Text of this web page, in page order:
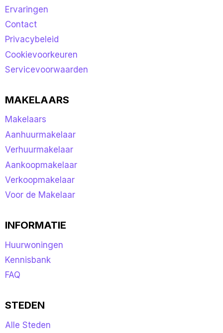
Ervaringen
Contact
Privacybeleid
Cookievoorkeuren
Servicevoorwaarden
MAKELAARS
Makelaars
Aanhuurmakelaar
Verhuurmakelaar
Aankoopmakelaar
Verkoopmakelaar
Voor de Makelaar
INFORMATIE
Huurwoningen
Kennisbank
FAQ
STEDEN
Alle Steden